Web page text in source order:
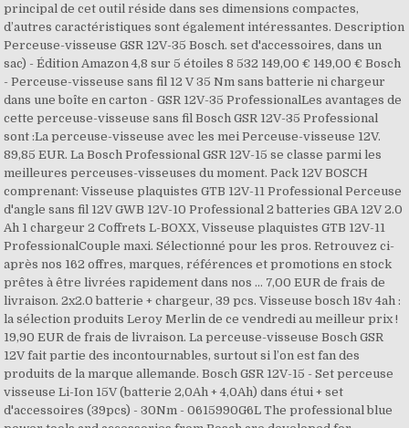
principal de cet outil réside dans ses dimensions compactes,
d’autres caractéristiques sont également intéressantes. Description
Perceuse-visseuse GSR 12V-35 Bosch. set d'accessoires, dans un
sac) - Édition Amazon 4,8 sur 5 étoiles 8 532 149,00 € 149,00 € Bosch
- Perceuse-visseuse sans fil 12 V 35 Nm sans batterie ni chargeur
dans une boîte en carton - GSR 12V-35 ProfessionalLes avantages de
cette perceuse-visseuse sans fil Bosch GSR 12V-35 Professional
sont :La perceuse-visseuse avec les mei Perceuse-visseuse 12V.
89,85 EUR. La Bosch Professional GSR 12V-15 se classe parmi les
meilleures perceuses-visseuses du moment. Pack 12V BOSCH
comprenant: Visseuse plaquistes GTB 12V-11 Professional Perceuse
d'angle sans fil 12V GWB 12V-10 Professional 2 batteries GBA 12V 2.0
Ah 1 chargeur 2 Coffrets L-BOXX, Visseuse plaquistes GTB 12V-11
ProfessionalCouple maxi. Sélectionné pour les pros. Retrouvez ci-
après nos 162 offres, marques, références et promotions en stock
prêtes à être livrées rapidement dans nos … 7,00 EUR de frais de
livraison. 2x2.0 batterie + chargeur, 39 pcs. Visseuse bosch 18v 4ah :
la sélection produits Leroy Merlin de ce vendredi au meilleur prix !
19,90 EUR de frais de livraison. La perceuse-visseuse Bosch GSR
12V fait partie des incontournables, surtout si l’on est fan des
produits de la marque allemande. Bosch GSR 12V-15 - Set perceuse
visseuse Li-Ion 15V (batterie 2,0Ah + 4,0Ah) dans étui + set
d'accessoires (39pcs) - 30Nm - 0615990G6L The professional blue